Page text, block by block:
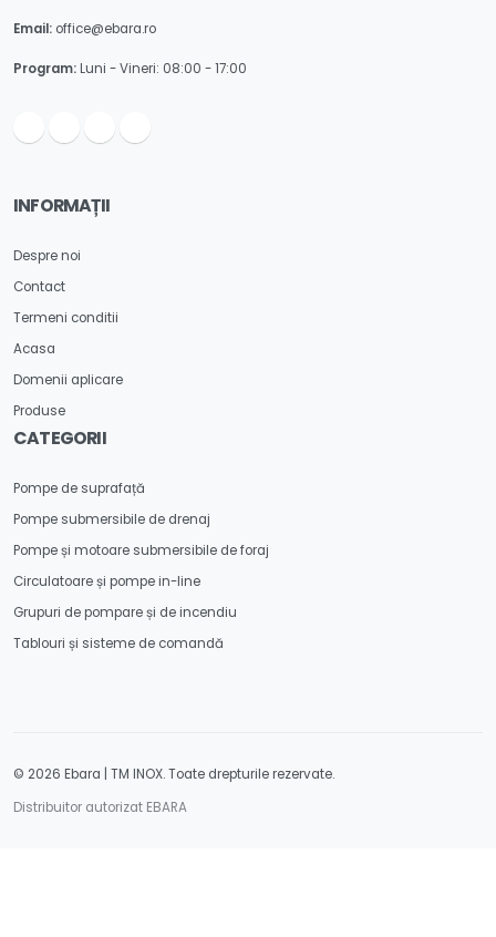
Email: office@ebara.ro
Program:Luni - Vineri: 08:00 - 17:00
INFORMAȚII
Despre noi
Contact
Termeni conditii
Acasa
Domenii aplicare
Produse
CATEGORII
Pompe de suprafață
Pompe submersibile de drenaj
Pompe și motoare submersibile de foraj
Circulatoare și pompe in-line
Grupuri de pompare și de incendiu
Tablouri și sisteme de comandă
© 2026 Ebara | TM INOX. Toate drepturile rezervate.
Distribuitor autorizat EBARA